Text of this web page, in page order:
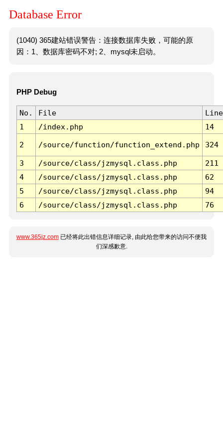
Database Error
(1040) 365建站错误警告：连接数据库失败，可能的原
因：1、数据库密码不对; 2、mysql未启动。
PHP Debug
No. File
Line
1
/index.php 14
2 /source/function/function_extend.php 324
3 /source/class/jzmysql.class.php
211
4
/source/class/jzmysql.class.php
62
5
/source/class/jzmysql.class.php
94
6
/source/class/jzmysql.class.php 76
www.365jz.com 已经将此出错信息详细记录, 由此给您带来的访问不便我
们深感歉意.